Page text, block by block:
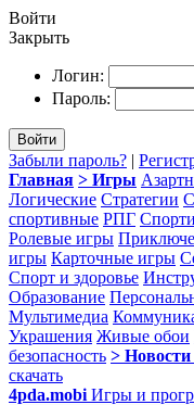
Войти
Закрыть
Логин:
Пароль:
Войти
Забыли пароль? |
Главная > Игры
Логические Стратегии
спортивные РПГ
Ролевые игры
игры Карточные игры
Спорт и здоровье
Образование
Мультимедиа
Украшения Живые обои
безопасность > Новости
скачать
4pda.mobi Игры и